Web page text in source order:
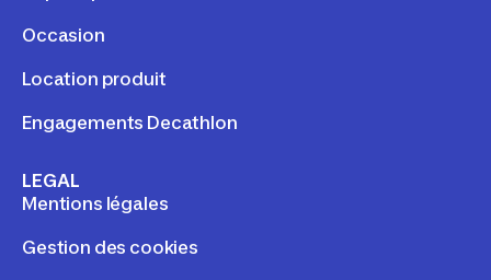
Occasion
Location produit
Engagements Decathlon
LEGAL
Mentions légales
Gestion des cookies